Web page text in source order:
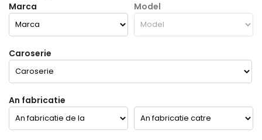
Marca Model
Caroserie
An fabricatie